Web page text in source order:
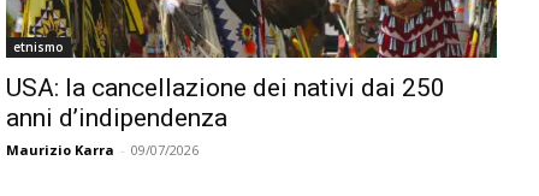
etnismo
USA: la cancellazione dei nativi dai 250
anni d’indipendenza
Maurizio Karra - 09/07/2026